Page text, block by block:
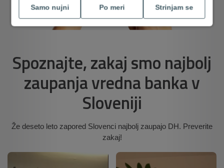
Spoznajte, zakaj smo najbolj
zaupanja vredna banka v
Sloveniji
Že deseto leto zapored Slovenci najbolj zaupajo DH. Preverite
zakaj!
Samo nujni Po meri Strinjam se